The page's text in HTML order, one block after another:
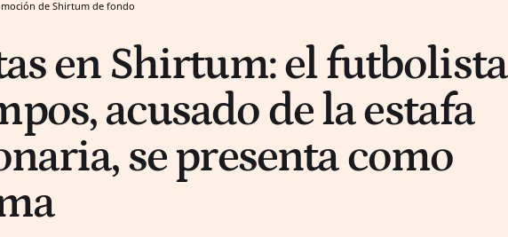
de Shirtum de fondo
en Shirtum: el futbolista
acusado de la estafa
se presenta como